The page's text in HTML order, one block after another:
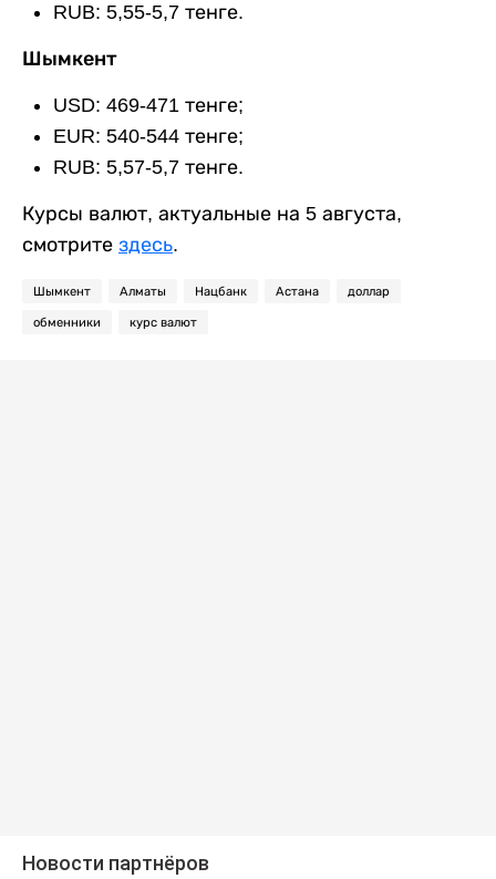
RUB: 5,55-5,7 тенге.
Шымкент
USD: 469-471 тенге;
EUR: 540-544 тенге;
RUB: 5,57-5,7 тенге.
Курсы валют, актуальные на 5 августа,
смотрите здесь.
Шымкент Алматы Нацбанк Астана доллар
обменники курс валют